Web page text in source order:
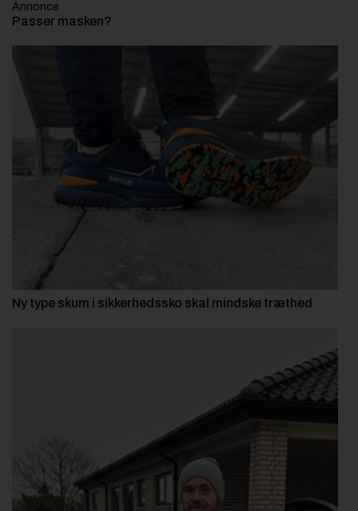
Annonce
Passer masken?
Ny type skum i sikkerhedssko skal mindske træthed